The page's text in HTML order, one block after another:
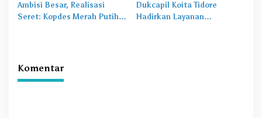
Ambisi Besar, Realisasi
Seret: Kopdes Merah Putih
Dukcapil Koita Tidore
Hadirkan Layanan
Komentar